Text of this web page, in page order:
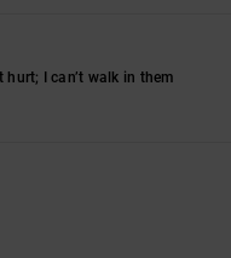
I can’t walk in them